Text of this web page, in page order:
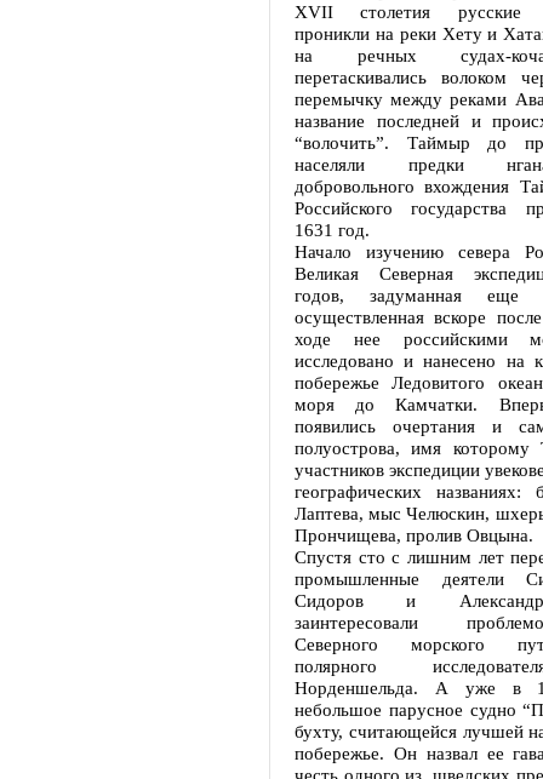
XVII столетия русские
проникли на реки Хету и
на речных судах-
перетаскивались волоком
перемычку между реками
название последней и
“волочить”. Таймыр до
населяли предки
добровольного вхождения
Российского государства
1631 год.
Начало изучению севера
Великая Северная
годов, задуманная
осуществленная вскоре
ходе нее российскими
исследовано и нанесено на
побережье Ледовитого
моря до Камчатки.
появились очертания и
полуострова, имя
участников экспедиции
географических названиях:
Лаптева, мыс Челюскин,
Прончищева, пролив Овцына.
Спустя сто с лишним лет
промышленные деятели
Сидоров и
заинтересовали
Северного морского
полярного
Норденшельда. А уже в
небольшое парусное судно
бухту, считающейся лучшей
побережье. Он назвал ее
честь одного из шведских